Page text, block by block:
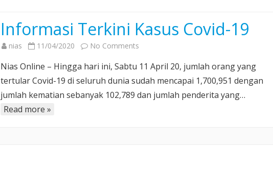
Informasi Terkini Kasus Covid-19
nias 11/04/2020 No Commentson
Terkini
Kasus
Covid-
Nias Online – Hingga hari ini, Sabtu 11 April 20, jumlah orang yang
tertular Covid-19 di seluruh dunia sudah mencapai 1,700,951 dengan
jumlah kematian sebanyak 102,789 dan jumlah penderita yang…
Read more »